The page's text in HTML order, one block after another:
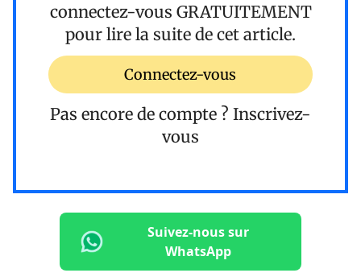
connectez-vous GRATUITEMENT
pour lire la suite de cet article.
Connectez-vous
Pas encore de compte ? Inscrivez-
vous
Suivez-nous sur
WhatsApp